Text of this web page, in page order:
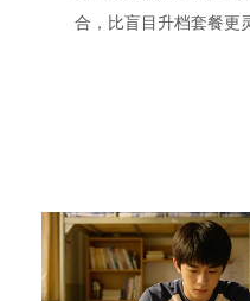
合，比盲目升档套餐更